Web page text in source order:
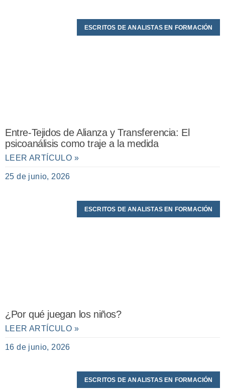
ESCRITOS DE ANALISTAS EN FORMACIÓN
Entre-Tejidos de Alianza y Transferencia: El
psicoanálisis como traje a la medida
LEER ARTÍCULO »
25 de junio, 2026
ESCRITOS DE ANALISTAS EN FORMACIÓN
¿Por qué juegan los niños?
LEER ARTÍCULO »
16 de junio, 2026
ESCRITOS DE ANALISTAS EN FORMACIÓN